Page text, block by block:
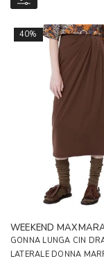
40%
WEEKEND
GONNA LUNGA CIN
LATERALE DONNA